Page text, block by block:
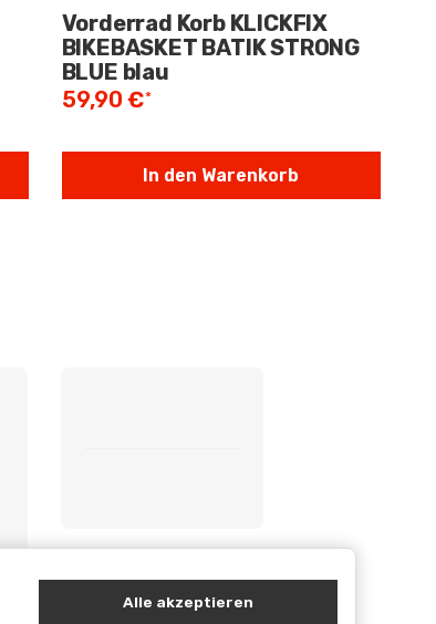
Vorderrad Korb KLICKFIX
BIKEBASKET BATIK STRONG
BLUE blau
59,90 €*
In den Warenkorb
Alle akzeptieren